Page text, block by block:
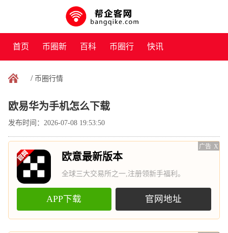
首页 币圈新
闻
百科 币圈行 快讯
/ 币圈行情
欧易华为手机怎么下载
发布时间：2026-07-08 19:53:50
广告 X
欧意最新版本
全球三大交易所之一,注册领新手福利。
APP下载 官网地址